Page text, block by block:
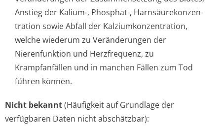
Anstieg der Kalium-, Phosphat-, Harnsäurekonzen­
tration sowie Abfall der Kalziumkonzen­tration,
welche wiederum zu Veränderungen der
Nierenfunktion und Herzfrequenz, zu
Krampfanfällen und in manchen Fällen zum Tod
führen können.
Nicht bekannt(Häufigkeit auf Grundlage der
verfügbaren Daten nicht abschätzbar):